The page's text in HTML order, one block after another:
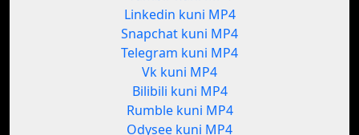
Linkedin kuni MP4
Snapchat kuni MP4
Telegram kuni MP4
Vk kuni MP4
Bilibili kuni MP4
Rumble kuni MP4
Odysee kuni MP4